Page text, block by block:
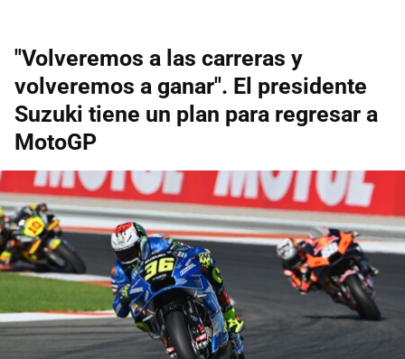
"Volveremos a las carreras y
volveremos a ganar". El presidente
Suzuki tiene un plan para regresar a
MotoGP